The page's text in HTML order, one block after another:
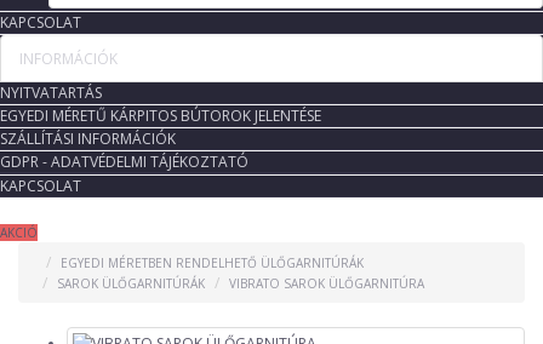
KAPCSOLAT
INFORMÁCIÓK
NYITVATARTÁS
EGYEDI MÉRETŰ KÁRPITOS BÚTOROK JELENTÉSE
SZÁLLÍTÁSI INFORMÁCIÓK
GDPR - ADATVÉDELMI TÁJÉKOZTATÓ
KAPCSOLAT
AKCIÓ
EGYEDI MÉRETBEN RENDELHETŐ ÜLŐGARNITÚRÁK
SAROK ÜLŐGARNITÚRÁK
VIBRATO SAROK ÜLŐGARNITÚRA